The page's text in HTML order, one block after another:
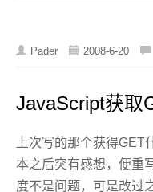
Pader 2008-6-20
JavaScript获取
上次写的那个获得
本之后突有感想，便重
度不是问题，可是改过